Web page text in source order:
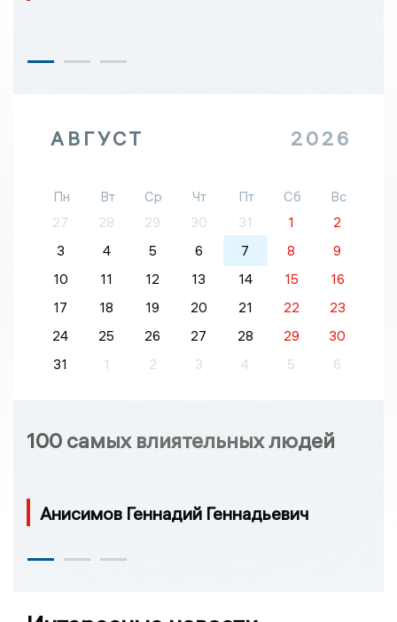
АВГУСТ 2026
Пн Вт Ср Чт Пт Сб
Вс
27
28 29 30 31 1
2
3
4 5 6 7 8
9
10
11 12 13 14 15
16
17
18 19 20 21 22
23
24
25 26 27 28 29
30
31
1 2 3 4 5 6
100 самых влиятельных людей
Анисимов Геннадий Геннадьевич